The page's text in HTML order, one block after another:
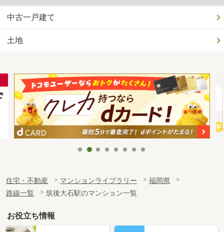
中古一戸建て
土地
住宅・不動産 マンションライブラリー
福岡県
路線一覧
筑後大石駅のマンション一覧
お役立ち情報